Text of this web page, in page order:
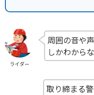
ライダー
周囲の音や
しかわから
取り締まる